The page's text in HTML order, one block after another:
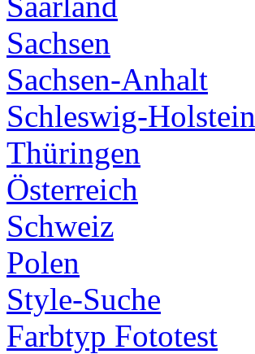
Sachsen
Sachsen-Anhalt
Schleswig-Holstein
Thüringen
Österreich
Schweiz
Polen
Style-Suche
Farbtyp Fototest